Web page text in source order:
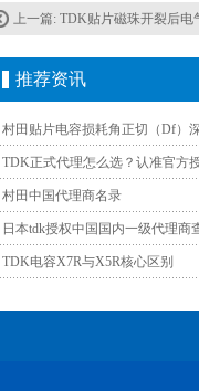
上一篇: TDK贴片磁珠开裂后电气特
推荐资讯
村田中国代理商名录
日本tdk授权中国国内一级代理商
TDK电容X7R与X5R核心区别